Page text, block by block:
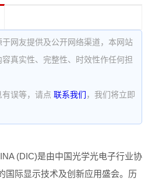
网友提供及公开网络渠道，本网站
真实性、完整性、时效性作任何担
误等，请点 联系我们 ，我们将立即
(DIC)是由中国光学光电子行业协
国际显示技术及创新应用盛会。历